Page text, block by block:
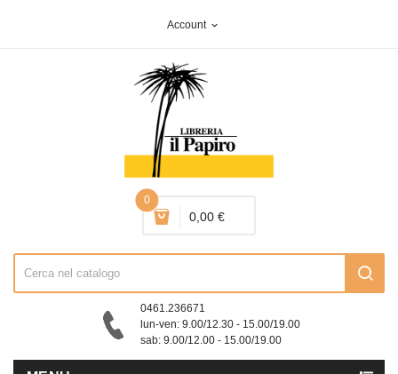
Account expand_more
0
0,00 €
0461.236671
lun-ven: 9.00/12.30 - 15.00/19.00
sab: 9.00/12.00 - 15.00/19.00